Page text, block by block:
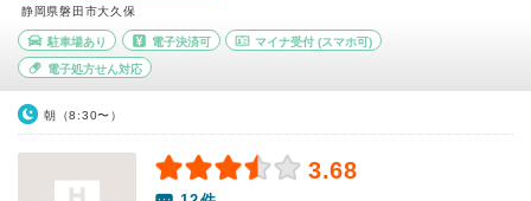
静岡県磐田市大久保
駐車場あり 電子決済可 マイナ受付 (スマホ可)
電子処方せん対応
朝（8:30〜）
3.68